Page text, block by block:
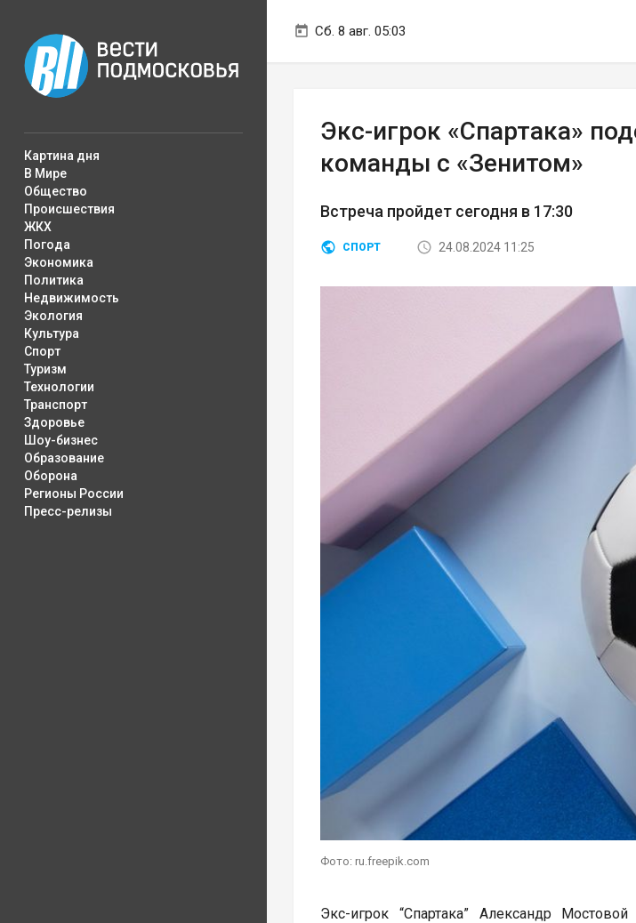
Сб. 8 авг. 05:03
Картина дня
В Мире
Общество
Происшествия
ЖКХ
Погода
Экономика
Политика
Недвижимость
Экология
Культура
Спорт
Туризм
Технологии
Транспорт
Здоровье
Шоу-бизнес
Образование
Оборона
Регионы России
Пресс-релизы
Экс-игрок «Спартака»
команды с «Зенитом»
Встреча пройдет сегодня в 17:30
СПОРТ 24.08.2024 11:25
Фото: ru.freepik.com
Экс-игрок “Спартака” Александр